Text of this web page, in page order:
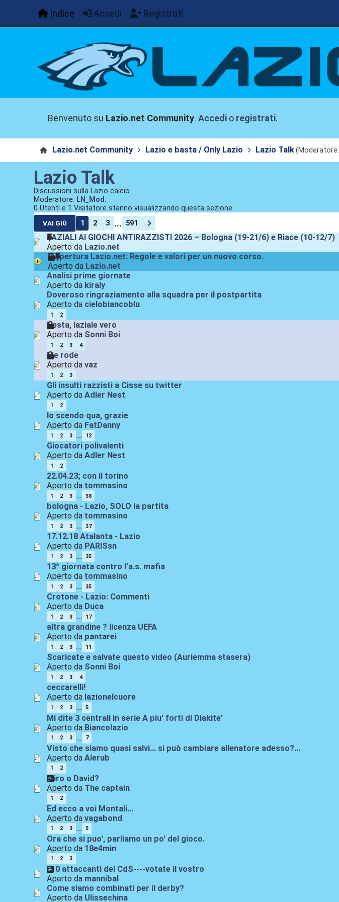
Indice Accedi Registrati
Benvenuto su Lazio.net Community.Accedi o registrati.
Lazio.net Community Lazio e basta / Only Lazio Lazio Talk(Moderatore:
Lazio Talk
Discussioni sulla Lazio calcio
Moderatore: LN_Mod.
0 Utenti e 1 Visitatore stanno visualizzando questa sezione.
VAI GIÙ 1 2 3 ... 591
LAZIALI AI GIOCHI ANTIRAZZISTI 2026 – Bologna (19-21/6) e Riace (10-12/7)
Aperto da Lazio.net
Riapertura Lazio.net: Regole e valori per un nuovo corso.
Aperto da Lazio.net
Analisi prime giornate
Aperto da kiraly
Doveroso ringraziamento alla squadra per il postpartita
Aperto da cielobiancoblu
1 2
Nesta, laziale vero
Aperto da Sonni Boi
1 2 3 4
Me rode
Aperto davaz
1 2 3
Gli insulti razzisti a Cisse su twitter
Aperto daAdler Nest
1 2
Io scendo qua, grazie
Aperto da FatDanny
1 2 3 ... 12
Giocatori polivalenti
Aperto daAdler Nest
1 2
22.04.23; con il torino
Aperto da tommasino
1 2 3 ... 38
bologna - Lazio, SOLO la partita
Aperto da tommasino
1 2 3 ... 37
17.12.18 Atalanta - Lazio
Aperto da PARISsn
1 2 3 ... 35
13^ giornata contro l’a.s. mafia
Aperto da tommasino
1 2 3 ... 35
Crotone - Lazio: Commenti
Aperto da Duca
1 2 3 ... 17
altra grandine ? licenza UEFA
Aperto da pantarei
1 2 3 ... 11
Scaricate e salvate questo video (Auriemma stasera)
Aperto da Sonni Boi
1 2 3 4
ceccarelli!
Aperto da lazionelcuore
1 2 3 ... 5
Mi dite 3 centrali in serie A piu' forti di Diakite'
Aperto da Biancolazio
1 2 3 ... 7
Visto che siamo quasi salvi... si può cambiare allenatore adesso?...
Aperto daAlerub
1 2
Miro o David?
Aperto da The captain
1 2
Ed ecco a voi Montali...
Aperto davagabond
1 2 3 ... 5
Ora che si puo', parliamo un po' del gioco.
Aperto da 18e4min
1 2 3
I 10 attaccanti del CdS----votate il vostro
Aperto da mannibal
Come siamo combinati per il derby?
Aperto da Ulissechina